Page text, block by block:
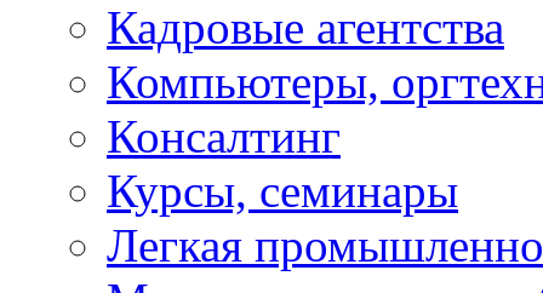
Кадровые агентства
Компьютеры,
Консалтинг
Курсы, семинары
Легкая